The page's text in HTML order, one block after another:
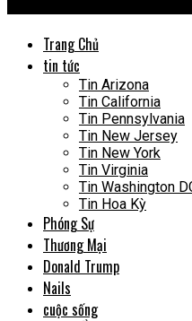
Trang Chủ
tin tức
Tin Arizona
Tin California
Tin Pennsylvania
Tin New Jersey
Tin New York
Tin Virginia
Tin Washington
Tin Hoa Kỳ
Phóng Sự
Thương Mại
Donald Trump
Nails
cuộc sống